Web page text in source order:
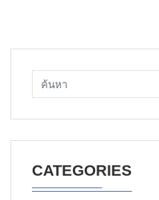
CATEGORIES